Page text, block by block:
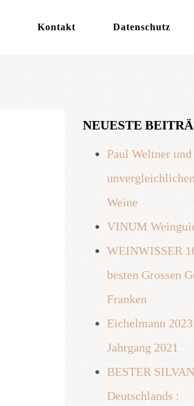
Kontakt Datenschutz
NEUESTE
Paul Weltner und
Weine
VINUM
WEINWISSER
besten Grossen
Franken
Eichelmann
Jahrgang 2021
BESTER
Deutschlands :